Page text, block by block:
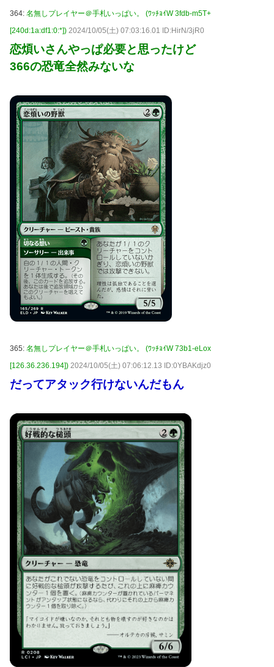
364: 名無しプレイヤー＠手札いっぱい。 (ﾜｯﾁｮｲW 3fdb-m5T+
[240d:1a:df1:0:*]) 2024/10/05(土) 07:03:16.01 ID:HirN/3jR0
恋煩いさんやっぱ必要と思ったけど
366の恐竜全然みないな
365: 名無しプレイヤー＠手札いっぱい。 (ﾜｯﾁｮｲW 73b1-eLox
[126.36.236.194]) 2024/10/05(土) 07:06:12.13 ID:0YBAKdjz0
だってアタック行けないんだもん